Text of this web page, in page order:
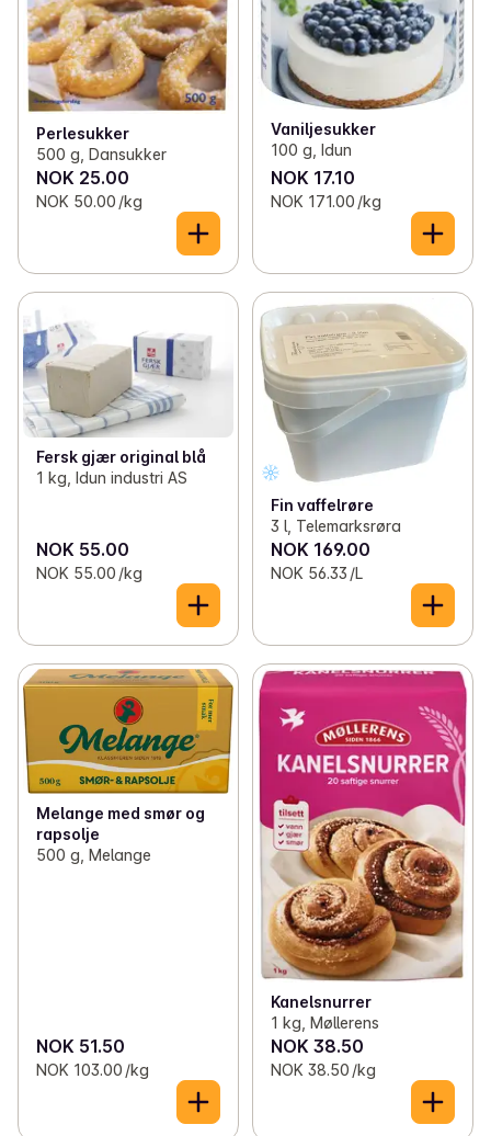
Perlesukker
500 g, Dansukker
NOK 25.00
NOK 50.00 /kg
Vaniljesukker
100 g, Idun
NOK 17.10
NOK 171.00 /kg
Fersk gjær original blå
1 kg, Idun industri AS
NOK 55.00
NOK 55.00 /kg
Fin vaffelrøre
3 l, Telemarksrøra
NOK 169.00
NOK 56.33 /L
Melange med smør og
rapsolje
500 g, Melange
NOK 51.50
NOK 103.00 /kg
Kanelsnurrer
1 kg, Møllerens
NOK 38.50
NOK 38.50 /kg